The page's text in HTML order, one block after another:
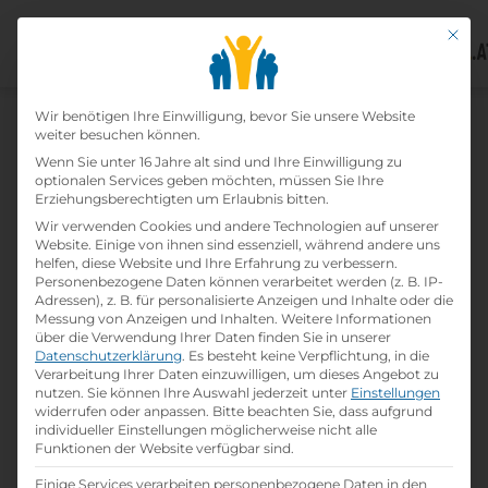
Home»Lehrbetriebe »BILLA AG
Billa Ag
printLehrstelle ausdrucken
Detailinformationen
folderBranche:
Handel / Logistik / Verkauf
Mit
Datenschutz-
Wir benötigen Ihre Einwilligung, bevor Sie unsere Website
weiter besuchen können.
Wenn Sie unter 16 Jahre alt sind und Ihre Einwilligung zu
optionalen Services geben möchten, müssen Sie Ihre
Erziehungsberechtigten um Erlaubnis bitten.
Wir verwenden Cookies und andere Technologien auf unserer
Website. Einige von ihnen sind essenziell, während andere uns
helfen, diese Website und Ihre Erfahrung zu verbessern.
Personenbezogene Daten können verarbeitet werden (z. B. IP-
Adressen), z. B. für personalisierte Anzeigen und Inhalte oder die
Messung von Anzeigen und Inhalten. Weitere Informationen
über die Verwendung Ihrer Daten finden Sie in unserer
Datenschutzerklärung. Es besteht keine Verpflichtung, in die
Verarbeitung Ihrer Daten einzuwilligen, um dieses Angebot zu
nutzen. Sie können Ihre Auswahl jederzeit unter Einstellungen
widerrufen oder anpassen. Bitte beachten Sie, dass aufgrund
individueller Einstellungen möglicherweise nicht alle
Funktionen der Website verfügbar sind.
Einige Services verarbeiten personenbezogene Daten in den